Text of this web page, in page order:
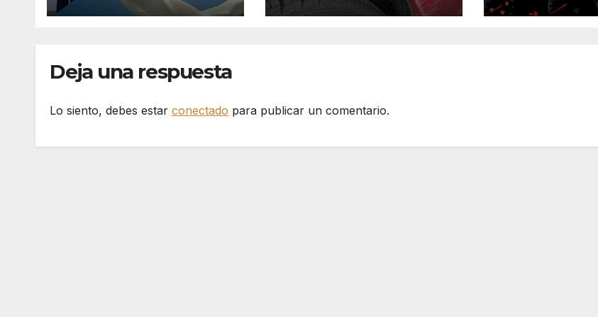
Deja una respuesta
Lo siento, debes estar conectado para publicar un comentario.